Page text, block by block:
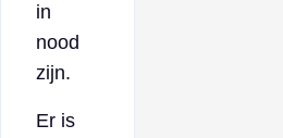
in
nood
zijn.
Er is